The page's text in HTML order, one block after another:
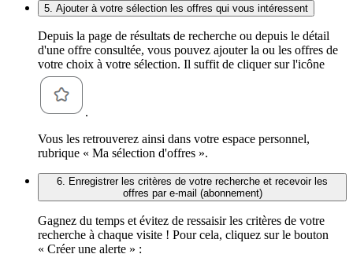
5. Ajouter à votre sélection les offres qui vous intéressent
Depuis la page de résultats de recherche ou depuis le détail
d'une offre consultée, vous pouvez ajouter la ou les offres de
votre choix à votre sélection. Il suffit de cliquer sur l'icône
.
Vous les retrouverez ainsi dans votre espace personnel,
rubrique « Ma sélection d'offres ».
6. Enregistrer les critères de votre recherche et recevoir les
offres par e-mail (abonnement)
Gagnez du temps et évitez de ressaisir les critères de votre
recherche à chaque visite ! Pour cela, cliquez sur le bouton
« Créer une alerte » :